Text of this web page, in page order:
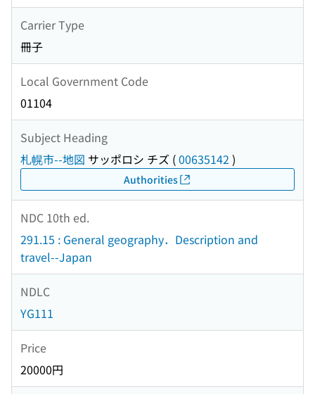
Carrier Type
冊子
Local Government Code
01104
Subject Heading
札幌市--地図 サッポロシ チズ (00635142 )
Authorities
NDC 10th ed.
291.15 : General geography．Description and
travel--Japan
NDLC
YG111
Price
20000円